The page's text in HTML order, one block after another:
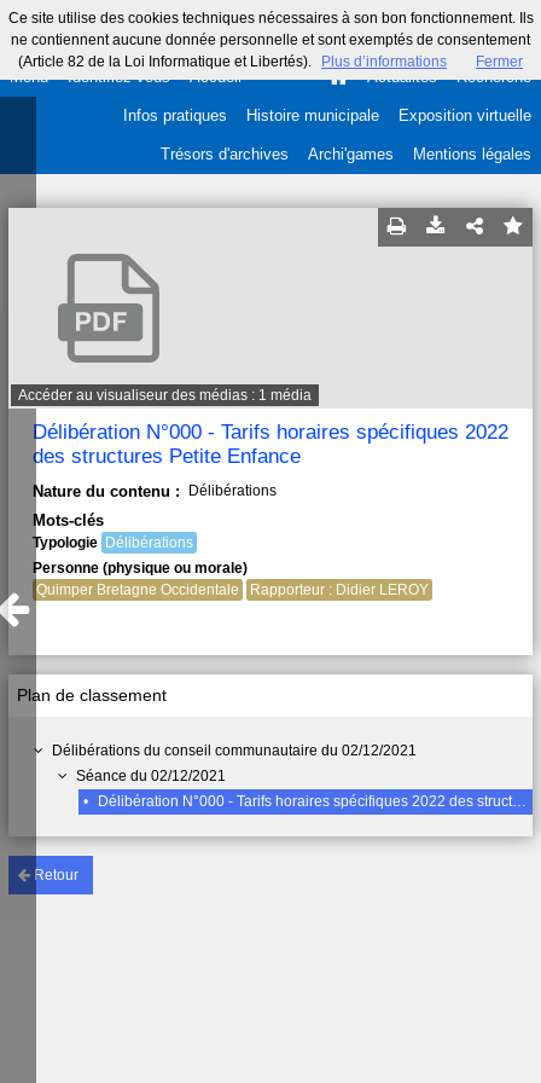
Ce site utilise des cookies techniques nécessaires à son bon fonctionnement. Ils
ne contiennent aucune donnée personnelle et sont exemptés de consentement
(Article 82 de la Loi Informatique et Libertés).
Plus d’informations Fermer
Menu Identifiez-vous Accueil Actualités Recherche
Infos pratiques Histoire municipale Exposition virtuelle
Trésors d'archives Archi'games Mentions légales
Retour
Plan de classement
Délibérations du conseil communautaire du 02/12/2021
Séance du 02/12/2021
•
Délibération N°000 - Tarifs horaires spécifiques 2022 des structures Petite Enfance
Accéder au visualiseur des médias : 1 média
Délibération N°000 - Tarifs horaires spécifiques 2022
des structures Petite Enfance
Nature du contenu : Délibérations
Mots-clés
Typologie Délibérations
Personne (physique ou morale)
Quimper Bretagne Occidentale
Rapporteur : Didier LEROY